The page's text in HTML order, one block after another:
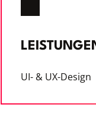
UI- & UX-Design